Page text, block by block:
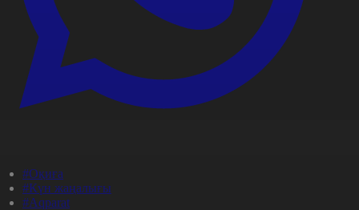
#Оқиға
#Күн жаңалығы
#Aqparat